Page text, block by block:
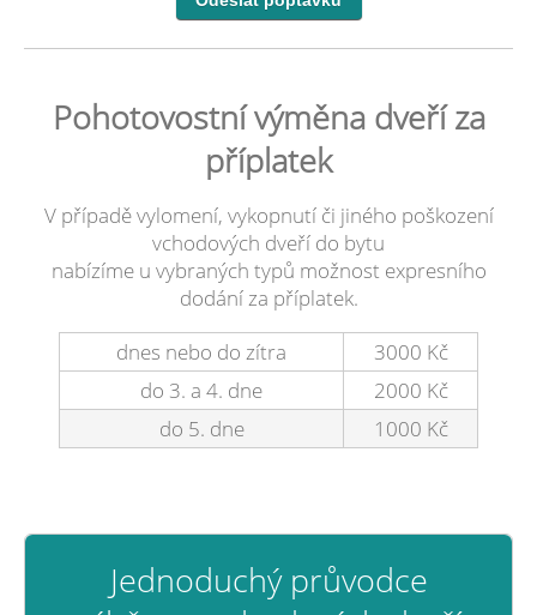
Pohotovostní výměna dveří za
příplatek
V případě vylomení, vykopnutí či jiného poškození
vchodových dveří do bytu
nabízíme u vybraných typů možnost expresního
dodání za příplatek.
dnes nebo do zítra
3000 Kč
do 3. a 4. dne
2000 Kč
do 5. dne
1000 Kč
Jednoduchý průvodce